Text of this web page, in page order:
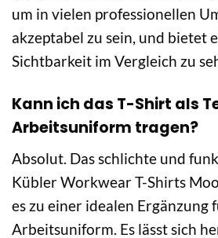
um in vielen professionellen
akzeptabel zu sein, und bietet
Sichtbarkeit im Vergleich zu
Kann ich das T-Shirt als
Arbeitsuniform tragen?
Absolut. Das schlichte und
Kübler Workwear T-Shirts
es zu einer idealen Ergänzung
Arbeitsuniform. Es lässt sich